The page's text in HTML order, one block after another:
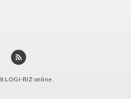
LOGI-BIZ online